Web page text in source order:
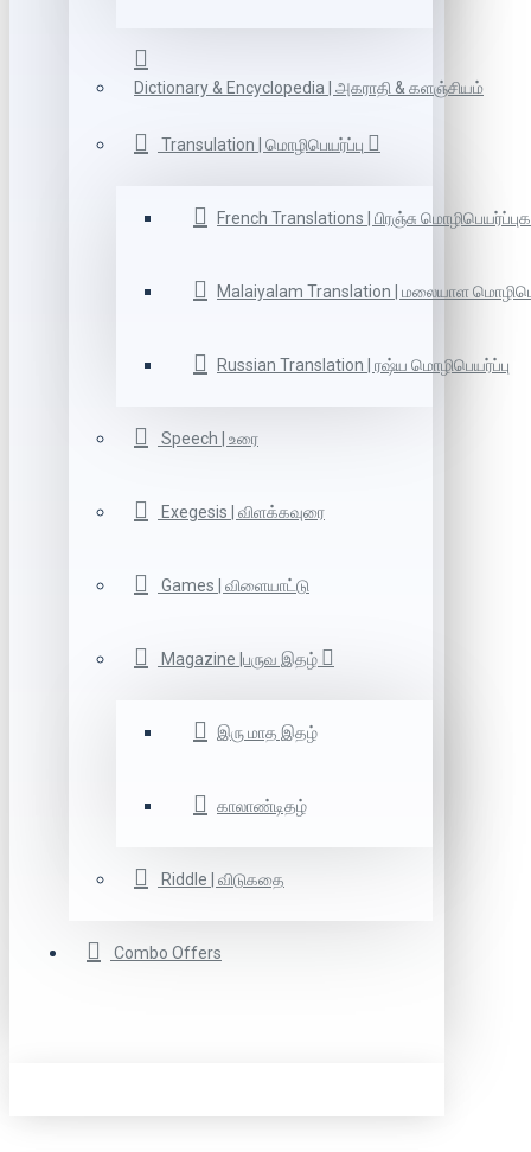
Dictionary & Encyclopedia | அகராதி & களஞ்சியம்
Transulation | மொழிபெயர்ப்பு
French Translations | பிரஞ்சு
Malaiyalam Translation | மலையாள
Russian Translation | ரஷ்ய மொழிபெயர்ப்பு
Speech | உரை
Exegesis | விளக்கவுரை
Games | விளையாட்டு
Magazine |பருவ இதழ்
இரு மாத இதழ்
காலாண்டிதழ்
Riddle | விடுகதை
Combo Offers